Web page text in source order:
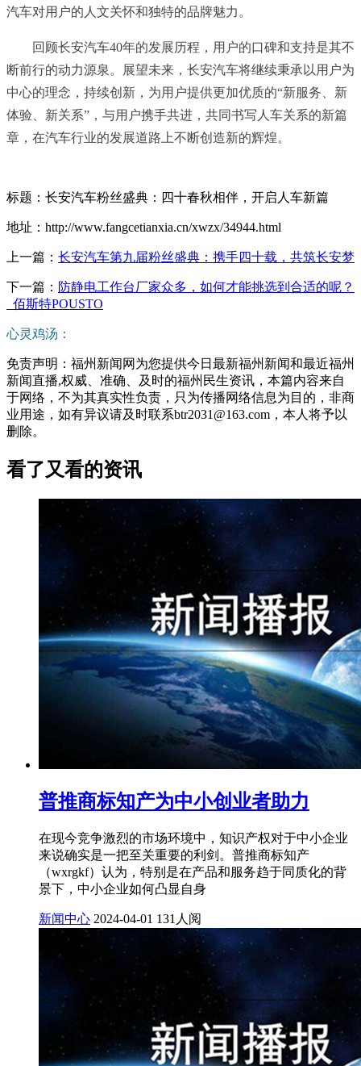
汽车对用户的人文关怀和独特的品牌魅力。
回顾长安汽车40年的发展历程，用户的口碑和支持是其不
断前行的动力源泉。展望未来，长安汽车将继续秉承以用户为
中心的理念，持续创新，为用户提供更加优质的“新服务、新
体验、新关系”，与用户携手共进，共同书写人车关系的新篇
章，在汽车行业的发展道路上不断创造新的辉煌。
标题：长安汽车粉丝盛典：四十春秋相伴，开启人车新篇
地址：http://www.fangcetianxia.cn/xwzx/34944.html
上一篇： 长安汽车第九届粉丝盛典：携手四十载，共筑长安梦
下一篇： 防静电工作台厂家众多，如何才能挑选到合适的呢？
_佰斯特POUSTO
心灵鸡汤：
免责声明：福州新闻网为您提供今日最新福州新闻和最近福州
新闻直播,权威、准确、及时的福州民生资讯，本篇内容来自
于网络，不为其真实性负责，只为传播网络信息为目的，非商
业用途，如有异议请及时联系btr2031@163.com，本人将予以
删除。
看了又看的资讯
普推商标知产为中小创业者助力
在现今竞争激烈的市场环境中，知识产权对于中小企业
来说确实是一把至关重要的利剑。普推商标知产
（wxrgkf）认为，特别是在产品和服务趋于同质化的背
景下，中小企业如何凸显自身
新闻中心 2024-04-01 131人阅